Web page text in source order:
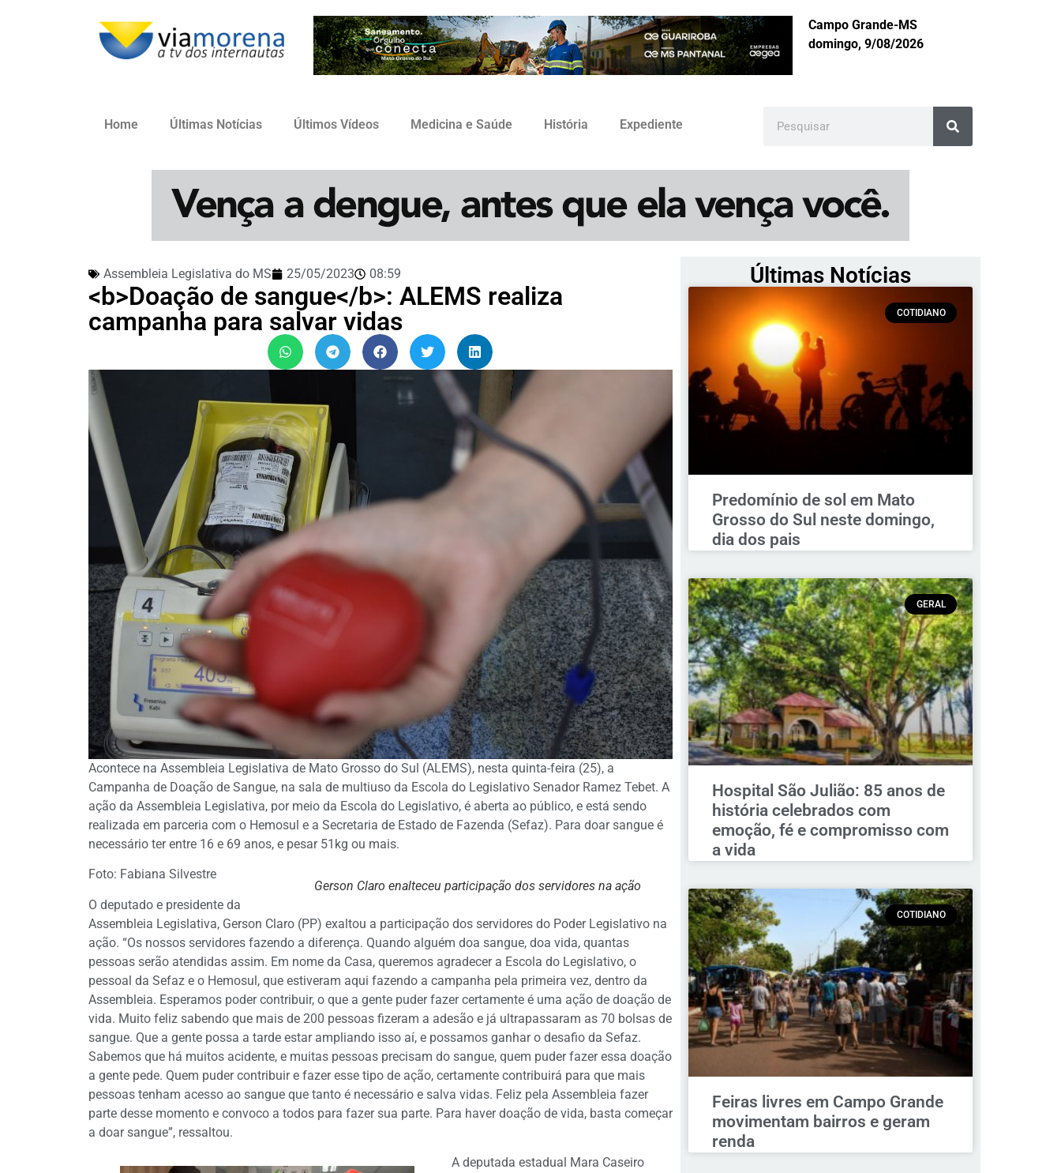
Campo Grande-MS
domingo, 9/08/2026
Home Últimas Notícias Últimos Vídeos Medicina e Saúde História Expediente
Assembleia Legislativa do MS 25/05/2023 08:59
<b>Doação de sangue</b>: ALEMS realiza
campanha para salvar vidas
Acontece na Assembleia Legislativa de Mato Grosso do Sul (ALEMS), nesta quinta-feira (25), a
Campanha de Doação de Sangue, na sala de multiuso da Escola do Legislativo Senador Ramez Tebet. A
ação da Assembleia Legislativa, por meio da Escola do Legislativo, é aberta ao público, e está sendo
realizada em parceria com o Hemosul e a Secretaria de Estado de Fazenda (Sefaz). Para doar sangue é
necessário ter entre 16 e 69 anos, e pesar 51kg ou mais.
Gerson Claro enalteceu participação dos servidores na ação
Foto: Fabiana Silvestre
O deputado e presidente da
Assembleia Legislativa, Gerson Claro (PP) exaltou a participação dos servidores do Poder Legislativo na
ação. “Os nossos servidores fazendo a diferença. Quando alguém doa sangue, doa vida, quantas
pessoas serão atendidas assim. Em nome da Casa, queremos agradecer a Escola do Legislativo, o
pessoal da Sefaz e o Hemosul, que estiveram aqui fazendo a campanha pela primeira vez, dentro da
Assembleia. Esperamos poder contribuir, o que a gente puder fazer certamente é uma ação de doação de
vida. Muito feliz sabendo que mais de 200 pessoas fizeram a adesão e já ultrapassaram as 70 bolsas de
sangue. Que a gente possa a tarde estar ampliando isso aí, e possamos ganhar o desafio da Sefaz.
Sabemos que há muitos acidente, e muitas pessoas precisam do sangue, quem puder fazer essa doação
a gente pede. Quem puder contribuir e fazer esse tipo de ação, certamente contribuirá para que mais
pessoas tenham acesso ao sangue que tanto é necessário e salva vidas. Feliz pela Assembleia fazer
parte desse momento e convoco a todos para fazer sua parte. Para haver doação de vida, basta começar
a doar sangue”, ressaltou.
A deputada estadual Mara Caseiro
Últimas Notícias
COTIDIANO
Predomínio de sol em Mato
Grosso do Sul neste domingo,
dia dos pais
GERAL
Hospital São Julião: 85 anos de
história celebrados com
emoção, fé e compromisso com
a vida
COTIDIANO
Feiras livres em Campo Grande
movimentam bairros e geram
renda